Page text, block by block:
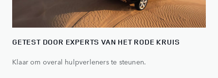
GETEST DOOR EXPERTS VAN HET RODE KRUIS
Klaar om overal hulpverleners te steunen.